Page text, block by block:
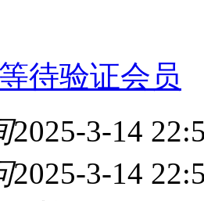
等待验证会员
2025-3-14
2025-3-14